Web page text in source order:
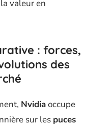
valeur en
: forces,
des
Nvidiaoccupe
sur les puces